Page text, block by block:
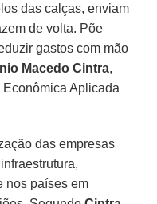
das calças, enviam
de volta. Põe
gastos com mão
Macedo Cintra,
Aplicada
das empresas
nos países em